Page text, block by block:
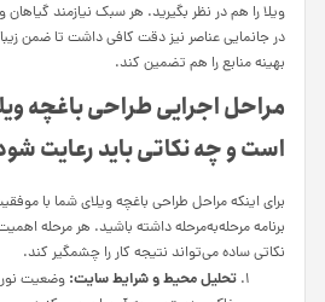
ویلا را هم در نظر بگیرید. هر سبک نیازمند
در جانمایی عناصر نیز دقت کافی داشت تا ضمن
بهینه منابع را هم تضمین کند.
مراحل اجرایی طراحی باغچه
است و چه نکاتی باید رعایت
برای اینکه مراحل طراحی باغچه ویلای شما با
برنامه مرحله‌به‌مرحله داشته باشید. هر مرحله
نکاتی ساده می‌تواند نتیجه کار را چشمگیر کند.
تحلیل محیط و شرایط سایت: وضعیت